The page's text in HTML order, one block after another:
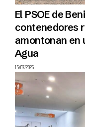
El PSOE de
contenedores
amontonan en
Agua
15/07/2026